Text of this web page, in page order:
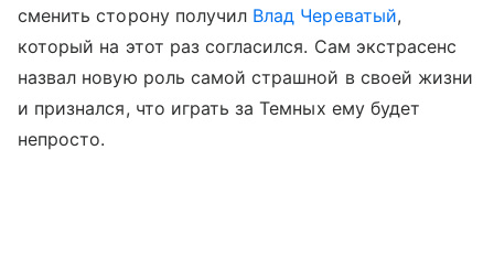
сменить сторону получил Влад Череватый,
который на этот раз согласился. Сам экстрасенс
назвал новую роль самой страшной в своей жизни
и признался, что играть за Темных ему будет
непросто.